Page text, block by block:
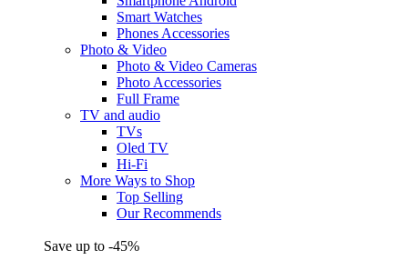
Smart Watches
Phones Accessories
Photo & Video
Photo & Video Cameras
Photo Accessories
Full Frame
TV and audio
TVs
Oled TV
Hi-Fi
More Ways to Shop
Top Selling
Our Recommends
Save up to -45%